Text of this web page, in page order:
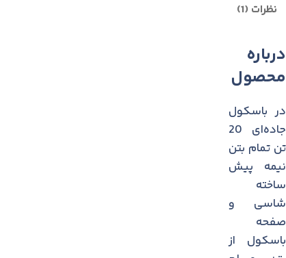
نظرات (1)
درباره
محصول
در باسکول
جاده‌ای 20
تن تمام بتن
نیمه پیش
ساخته
شاسی و
صفحه
باسكول از